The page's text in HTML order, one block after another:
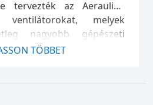
tervezték az Aerauliqa
melyek
nagyobb gépészeti
lehetnek.
TÖBBET